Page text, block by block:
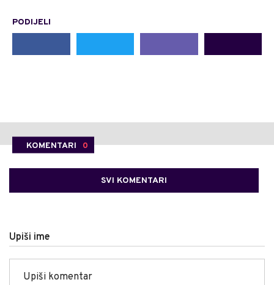
PODIJELI
KOMENTARI 0
SVI KOMENTARI
Upiši ime